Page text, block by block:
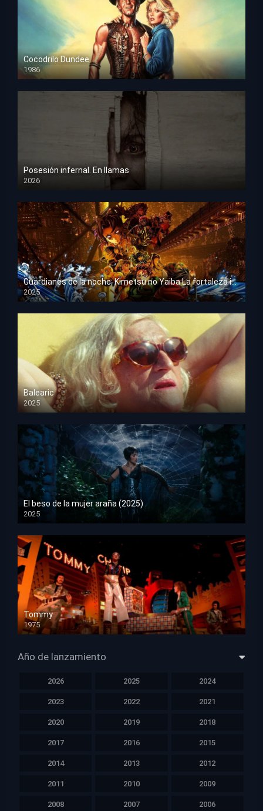
Cocodrilo Dundee
1986
HD 1080p
Posesión infernal. En llamas
2026
HD 1080p
Guardianes de la noche: Kimetsu no Yaiba La fortaleza infinita
2025
HD 1080p
Balearic
2025
HD 1080p
El beso de la mujer araña (2025)
2025
HD 1080p
Tommy
1975
HD 1080p
Año de lanzamiento
2026 2025 2024
2023 2022 2021
2020 2019 2018
2017 2016 2015
2014 2013 2012
2011 2010 2009
2008 2007 2006